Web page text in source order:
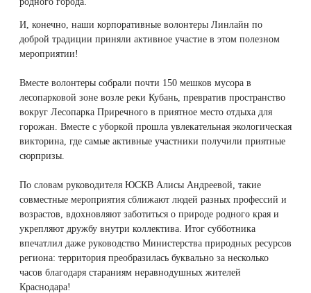
И, конечно, наши корпоративные волонтеры Линлайн по
доброй традиции приняли активное участие в этом полезном
мероприятии!
Вместе волонтеры собрали почти 150 мешков мусора в
лесопарковой зоне возле реки Кубань, превратив пространство
вокруг Лесопарка Приречного в приятное место отдыха для
горожан. Вместе с уборкой прошла увлекательная экологическая
викторина, где самые активные участники получили приятные
сюрпризы.
По словам руководителя ЮСКВ Алисы Андреевой, такие
совместные мероприятия сближают людей разных профессий и
возрастов, вдохновляют заботиться о природе родного края и
укрепляют дружбу внутри коллектива. Итог субботника
впечатлил даже руководство Министерства природных ресурсов
региона: территория преобразилась буквально за несколько
часов благодаря стараниям неравнодушных жителей
Краснодара!
Лечение прыщей (угревой сыпи)
Удаление веснушек
Удаление сосудистых звездочек
Лазерный пилинг
Лазерное удаление рубцов
Фотодинамическая терапия HELEO™
Удалить носогубные складки
Удалить рубцы
Поднять брови
Вылечить расширенные поры
Избавиться от комедонов на лице
Избавиться от пигментных пятен на лице